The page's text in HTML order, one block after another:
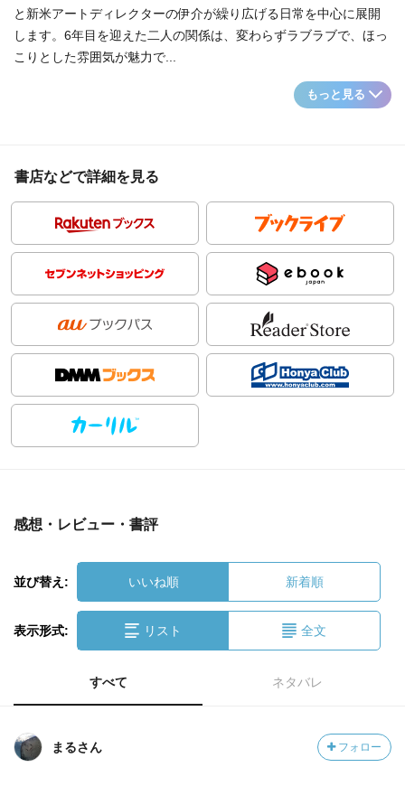
と新米アートディレクターの伊介が繰り広げる日常を中心に展開
します。6年目を迎えた二人の関係は、変わらずラブラブで、ほっ
こりとした雰囲気が魅力で...
もっと見る
書店などで詳細を見る
感想・レビュー・書評
並び替え: いいね順 新着順
表示形式: リスト 全文
すべて ネタバレ
まるさん フォロー